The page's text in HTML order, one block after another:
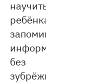
научить
ребёнка
запоминать
информацию
без
зубрёжки?